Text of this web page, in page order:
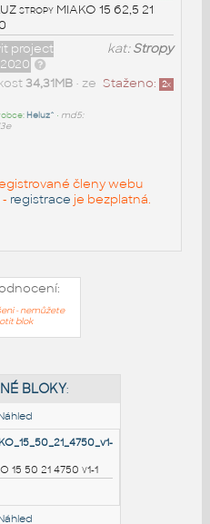
stropy MIAKO 15 62,5 21
kat:Stropy
project
Staženo: 2x
34,31MB• ze
Heluz^ • md5:
členy webu
registrace je bezplatná.
- nemůžete
blok